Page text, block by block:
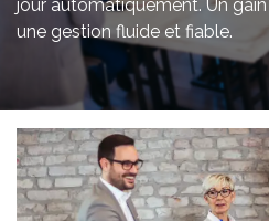
jour automatiquement. Un
une gestion fluide et fiable.